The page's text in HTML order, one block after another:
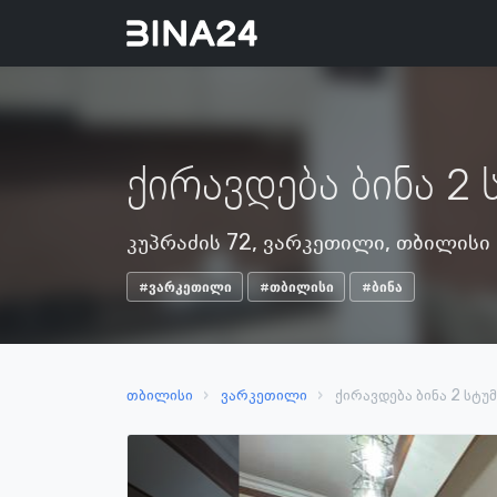
ქირავდება ბინა 2
კუპრაძის 72, ვარკეთილი, თბილისი
#ვარკეთილი #თბილისი #ბინა
თბილისი ვარკეთილი ქირავდება ბინა 2